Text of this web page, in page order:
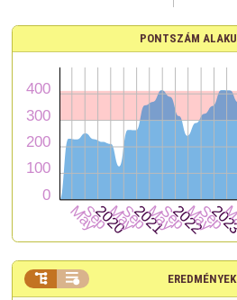
PONTSZÁM
EREDMÉNYEK
 